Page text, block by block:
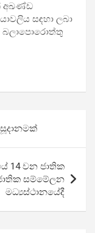
අඛණ්ඩ
සඳහා ලබා
බලාපොරොත්තු
14 වන ජාතික
සම්මේලන
මධ්‍යස්ථානයේදී